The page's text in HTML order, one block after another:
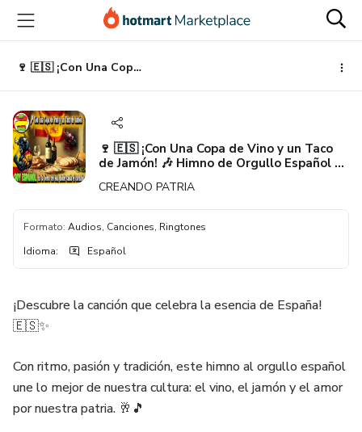
principal
página
de
página
🍷 🇪🇸 ¡Con Una Copa de Vino y un Taco de Jamón! 🎶 Himno de Orgullo Español y Tradición 💃
🍷 🇪🇸 ¡Con Una Copa de Vino y un Taco
de Jamón! 🎶 Himno de Orgullo Español y
CREANDO PATRIA
Formato: Audios, Canciones, Ringtones
Idioma: Español
¡Descubre la canción que celebra la esencia de España!
🇪🇸✨
Con ritmo, pasión y tradición, este himno al orgullo español
une lo mejor de nuestra cultura: el vino, el jamón y el amor
por nuestra patria. 🥂🎵